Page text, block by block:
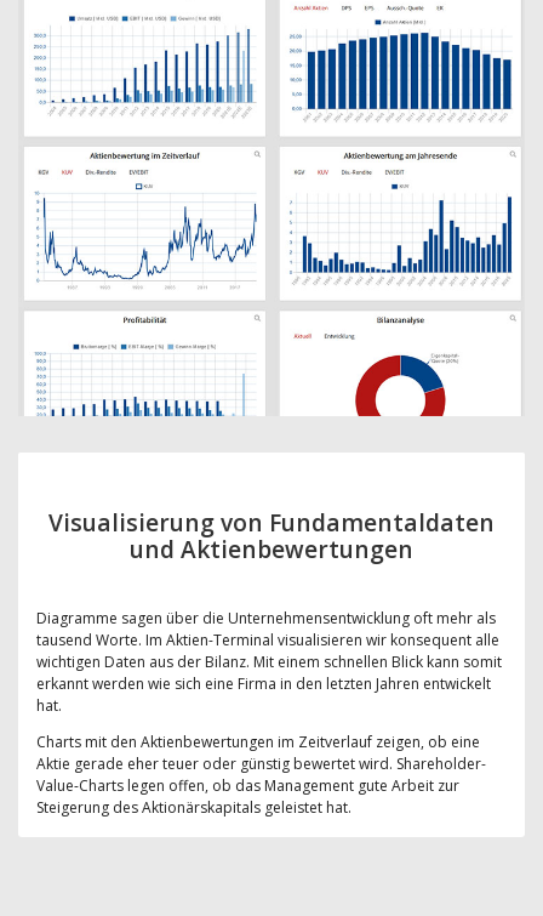
Visualisierung von Fundamentaldaten
und Aktienbewertungen
Diagramme sagen über die Unternehmensentwicklung oft mehr als
tausend Worte. Im Aktien-Terminal visualisieren wir konsequent alle
wichtigen Daten aus der Bilanz. Mit einem schnellen Blick kann somit
erkannt werden wie sich eine Firma in den letzten Jahren entwickelt
hat.
Charts mit den Aktienbewertungen im Zeitverlauf zeigen, ob eine
Aktie gerade eher teuer oder günstig bewertet wird. Shareholder-
Value-Charts legen offen, ob das Management gute Arbeit zur
Steigerung des Aktionärskapitals geleistet hat.